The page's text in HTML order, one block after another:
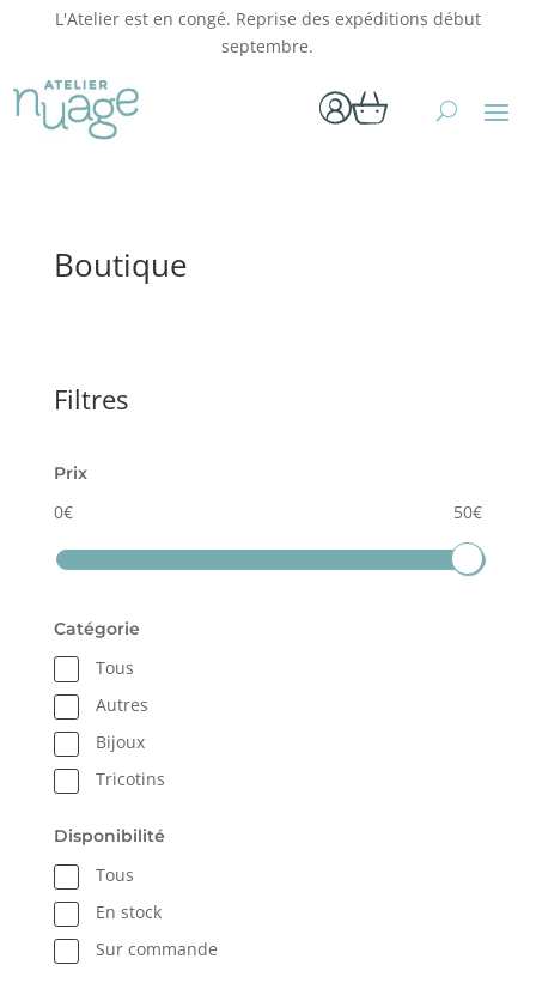
L'Atelier est en congé. Reprise des expéditions début
septembre.
Boutique
Filtres
Prix
0€ 50€
Catégorie
Tous
Autres
Bijoux
Tricotins
Disponibilité
Tous
En stock
Sur commande